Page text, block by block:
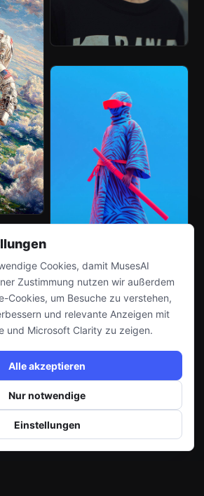
Cookies, damit MusesAI
Zustimmung nutzen wir außerdem
Cookies, um Besuche zu verstehen,
und relevante Anzeigen mit
und Microsoft Clarity zu zeigen.
Alle akzeptieren
Nur notwendige
Einstellungen